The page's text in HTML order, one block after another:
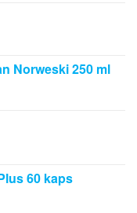
Norweski 250 ml
60 kaps